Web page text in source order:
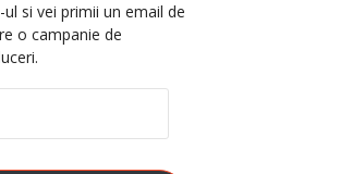
si vei primii un email de
o campanie de